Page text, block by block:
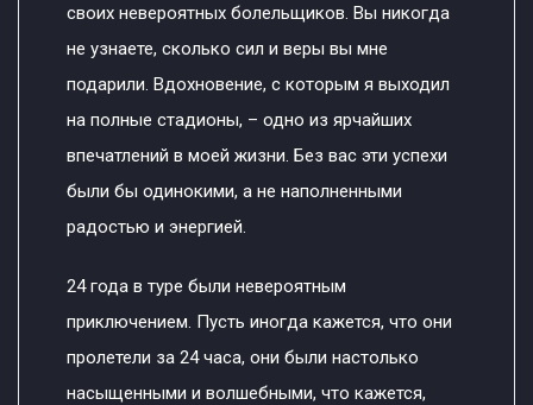
своих невероятных болельщиков. Вы никогда
не узнаете, сколько сил и веры вы мне
подарили. Вдохновение, с которым я выходил
на полные стадионы, – одно из ярчайших
впечатлений в моей жизни. Без вас эти успехи
были бы одинокими, а не наполненными
радостью и энергией.
24 года в туре были невероятным
приключением. Пусть иногда кажется, что они
пролетели за 24 часа, они были настолько
насыщенными и волшебными, что кажется,